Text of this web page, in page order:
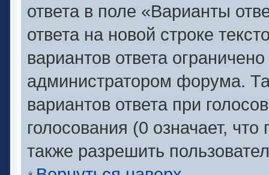
ответа в поле «Варианты
ответа на новой строке
вариантов ответа
администратором форума.
вариантов ответа при
голосования (0 означает,
также разрешить